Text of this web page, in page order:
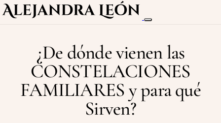
¿De dónde vienen las
CONSTELACIONES
FAMILIARES y para qué
Sirven?